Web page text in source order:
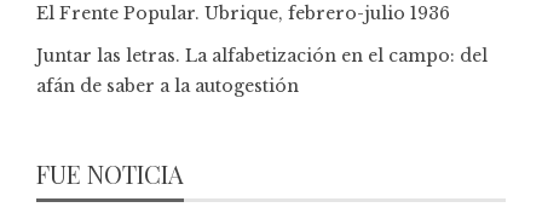
El Frente Popular. Ubrique, febrero-julio 1936
Juntar las letras. La alfabetización en el campo: del
afán de saber a la autogestión
FUE NOTICIA